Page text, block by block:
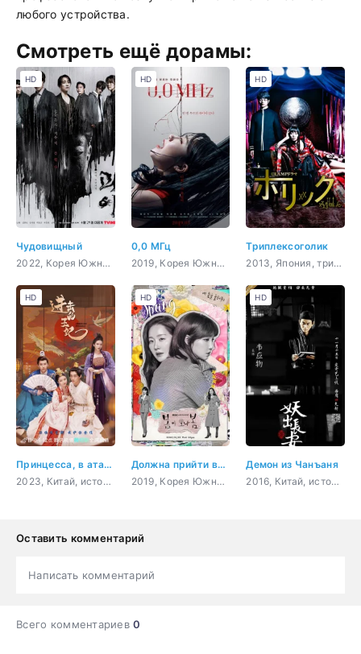
любого устройства.
Смотреть ещё дорамы:
Чудовищный
2022, Корея Южная, триллер, мистика, ужасы, сверхъестественное
HD
0,0 МГц
2019, Корея Южная, мистика, ужасы, сверхъестественное
HD
Триплексоголик
2013, Япония, триллер, мистика, драма, сверхъестественное
HD
Принцесса, в атаку!
2023, Китай, история, романтика, драма
HD
Должна прийти весна
2019, Корея Южная, бизнес, комедия, драма, фэнтези
HD
Демон из Чанъаня
2016, Китай, история, мистика, ужасы, фэнтези
HD
Оставить комментарий
Написать комментарий
Всего комментариев0